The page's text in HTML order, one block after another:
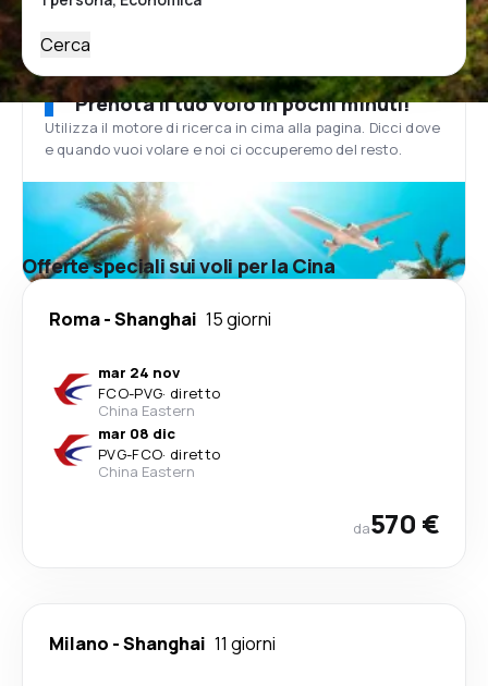
Cerca
Prenota il tuo volo in pochi minuti!
Utilizza il motore di ricerca in cima alla pagina. Dicci dove
e quando vuoi volare e noi ci occuperemo del resto.
Offerte speciali sui voli per la Cina
Roma-Shanghai 15 giorni
mar 24 nov
FCO-PVG· diretto
China Eastern
mar 08 dic
PVG-FCO· diretto
China Eastern
da570 €
Milano -Shanghai 11 giorni